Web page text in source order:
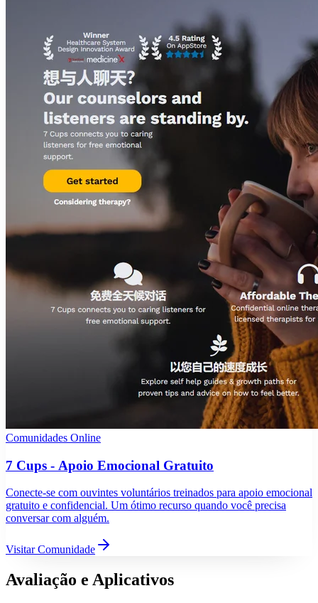
Comunidades Online
7 Cups - Apoio Emocional Gratuito
Conecte-se com ouvintes voluntários treinados para apoio emocional
gratuito e confidencial. Um ótimo recurso quando você precisa
conversar com alguém.
Visitar Comunidade
Avaliação e Aplicativos